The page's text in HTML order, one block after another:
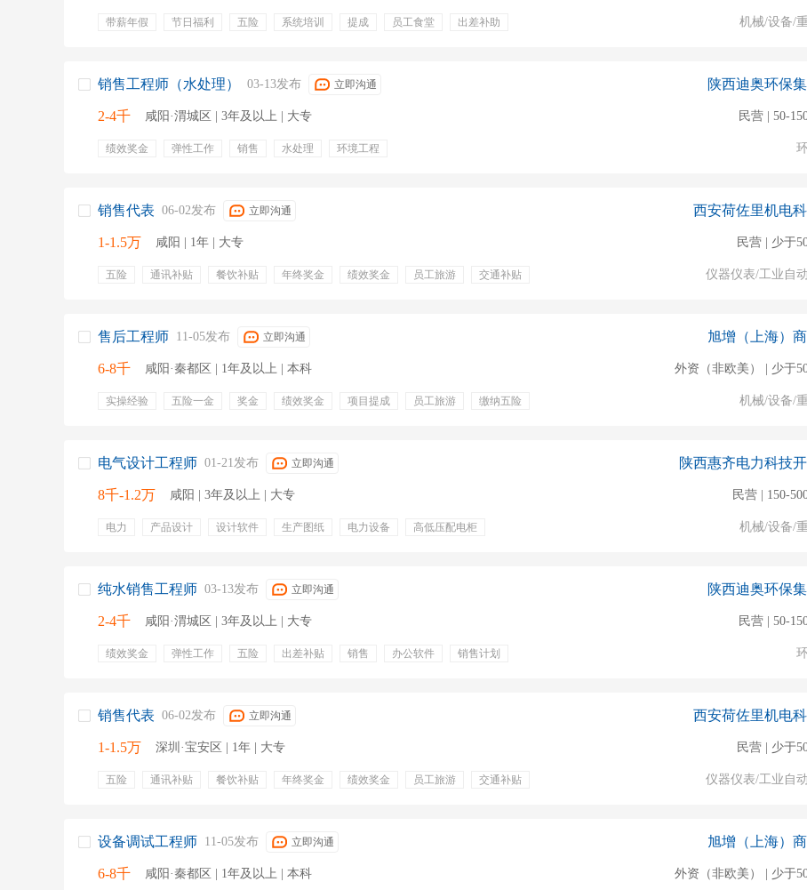
带薪年假 节日福利 五险 系统培训 提成 员工食堂 出差补助 机械/设备/
销售工程师（水处理） 03-13发布 立即沟通
2-4千 咸阳·渭城区 | 3年及以上 | 大专
绩效奖金 弹性工作 销售 水处理 环境工程
陕西迪奥环保
民营 | 50-
销售代表 06-02发布 立即沟通
1-1.5万 咸阳 | 1年 | 大专
五险 通讯补贴 餐饮补贴 年终奖金 绩效奖金 员工旅游
交通补贴
西安荷佐里机电
民营 | 少于
仪器仪表/工业自
售后工程师 11-05发布 立即沟通
6-8千 咸阳·秦都区 | 1年及以上 | 本科
实操经验 五险一金 奖金 绩效奖金 项目提成 员工旅游
缴纳五险
旭增（上海）
外资（非欧美） | 少于
机械/设备/
电气设计工程师 01-21发布 立即沟通
8千-1.2万 咸阳 | 3年及以上 | 大专
电力 产品设计 设计软件 生产图纸 电力设备
高低压配电柜
陕西惠齐电力科技
民营 | 150-
机械/设备/
纯水销售工程师 03-13发布 立即沟通
2-4千 咸阳·渭城区 | 3年及以上 | 大专
绩效奖金 弹性工作 五险 出差补贴 销售 办公软件
销售计划
陕西迪奥环保
民营 | 50-
销售代表 06-02发布 立即沟通
1-1.5万 深圳·宝安区 | 1年 | 大专
五险 通讯补贴 餐饮补贴 年终奖金 绩效奖金 员工旅游
交通补贴
西安荷佐里机电
民营 | 少于
仪器仪表/工业自
设备调试工程师 11-05发布 立即沟通
6-8千 咸阳·秦都区 | 1年及以上 | 本科
旭增（上海）
外资（非欧美） | 少于